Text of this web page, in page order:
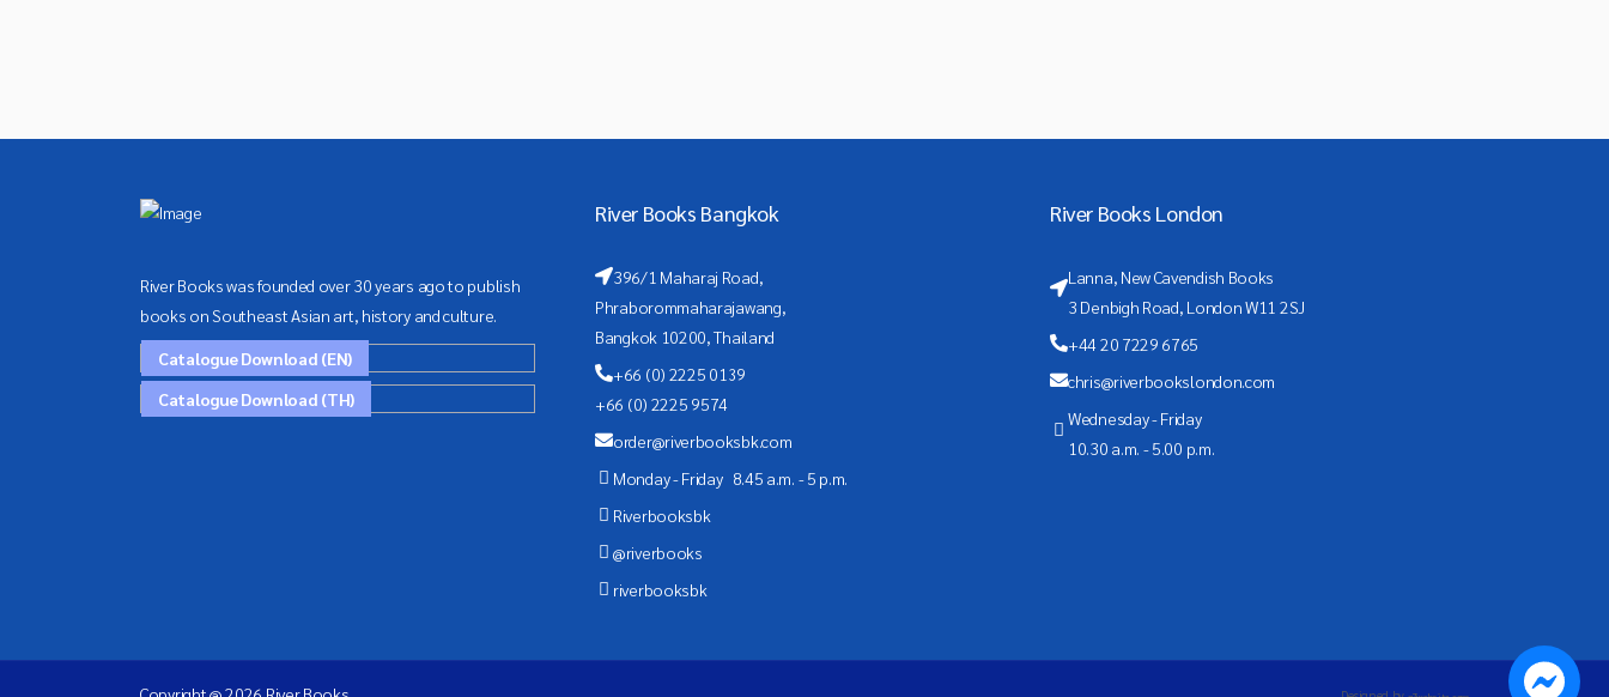
River Books was founded over 30 years ago to publish
books on Southeast Asian art, history and culture.
Catalogue Download (EN)
Catalogue Download (TH)
River Books Bangkok
396/1 Maharaj Road,
Phraborommaharajawang,
Bangkok 10200, Thailand
+66 (0) 2225 0139
+66 (0) 2225 9574
order@riverbooksbk.com
Monday - Friday 8.45 a.m. - 5 p.m.
Riverbooksbk
@riverbooks
riverbooksbk
River Books London
Lanna, New Cavendish Books
3 Denbigh Road, London W11 2SJ
+44 20 7229 6765
chris@riverbookslondon.com
Wednesday - Friday
10.30 a.m. - 5.00 p.m.